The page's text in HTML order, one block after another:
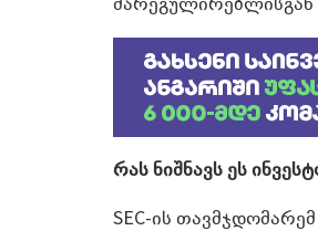
რას ნიშნავს ეს
SEC-ის